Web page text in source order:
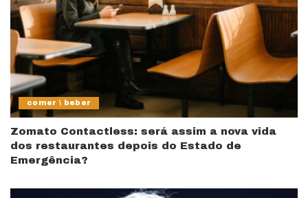
comer \ beber
Zomato Contactless: será assim a nova vida
dos restaurantes depois do Estado de
Emergência?